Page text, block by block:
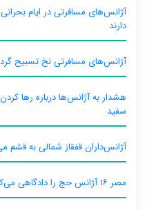
آژانس‌های مسافرتی در ایام بحرانی
دارند
آژانس‌های مسافرتی نخ تسبیح
هشدار به آژانس‌ها درباره رها
سفید
آژانس‌داران قفقاز شمالی به قشم
مصر ۱۶ آژانس حج را دادگاهی می‌کند